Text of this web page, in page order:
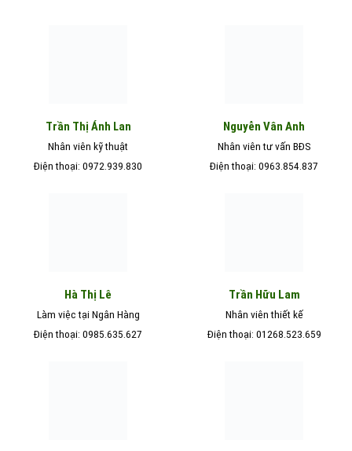
Trần Thị Ánh Lan
Nhân viên kỹ thuật
Điện thoại: 0972.939.830
Nguyễn Vân Anh
Nhân viên tư vấn BĐS
Điện thoại: 0963.854.837
Hà Thị Lê
Làm việc tại Ngân Hàng
Điện thoại: 0985.635.627
Trần Hữu Lam
Nhân viên thiết kế
Điện thoại: 01268.523.659